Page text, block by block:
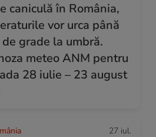
caniculă în România,
vor urca până
grade la umbră.
meteo ANM pentru
28 iulie – 23 august
27 iul.